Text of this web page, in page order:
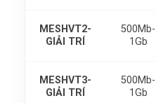
MESHVT2-
GIẢI TRÍ
500Mb-
1Gb
MESHVT3-
GIẢI TRÍ
500Mb-
1Gb